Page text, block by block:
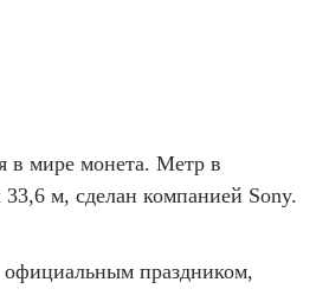
в мире монета. Метр в
м, сделан компанией Sony.
официальным праздником,